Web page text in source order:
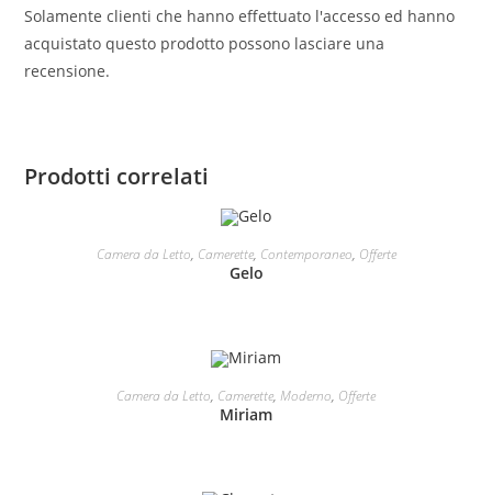
Solamente clienti che hanno effettuato l'accesso ed hanno
acquistato questo prodotto possono lasciare una
recensione.
Prodotti correlati
LEGGI TUTTO
Camera da Letto, Camerette, Contemporaneo, Offerte
Gelo
LEGGI TUTTO
Camera da Letto, Camerette, Moderno, Offerte
Miriam